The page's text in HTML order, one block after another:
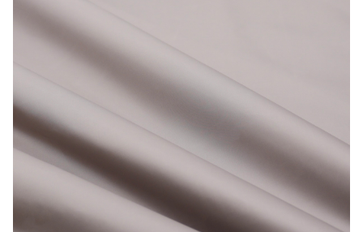
素材から探す
用途から探す
機能性から探す
会員様メニュー
ログイ
お気に入
発注履
ご利用ガイ